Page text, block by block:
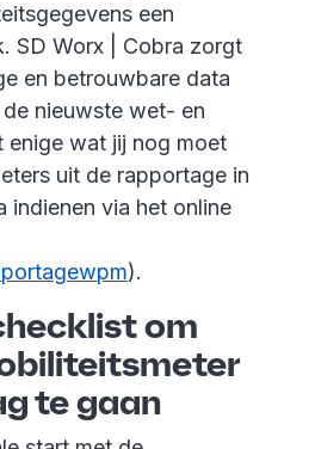
een
SD Worx | Cobra zorgt
en betrouwbare data
nieuwste wet- en
enige wat jij nog moet
uit de rapportage in
indienen via het online
).
om
te gaan